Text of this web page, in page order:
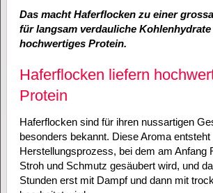
Das macht Haferflocken zu einer
für langsam verdauliche
hochwertiges Protein.
Haferflocken liefern
Protein
Haferflocken sind für ihren nussartigen
besonders bekannt. Diese Aroma entsteht
Herstellungsprozess, bei dem am Anfang
Stroh und Schmutz gesäubert wird, und
Stunden erst mit Dampf und dann mit